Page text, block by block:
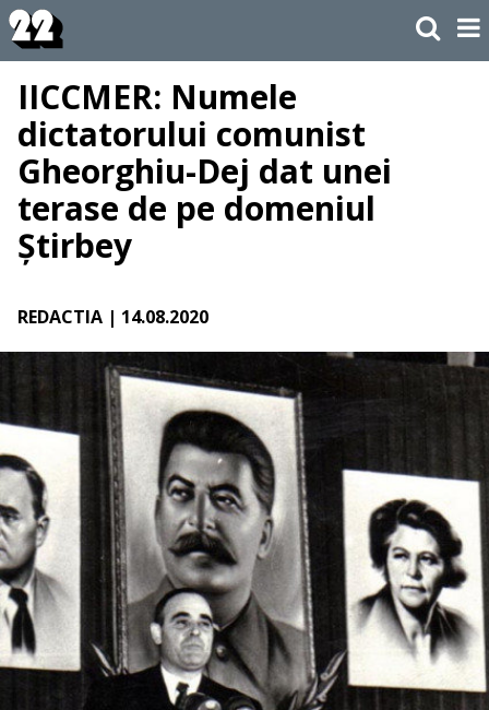
IICCMER: Numele
dictatorului comunist
Gheorghiu-Dej dat unei
terase de pe domeniul
Știrbey
REDACTIA | 14.08.2020